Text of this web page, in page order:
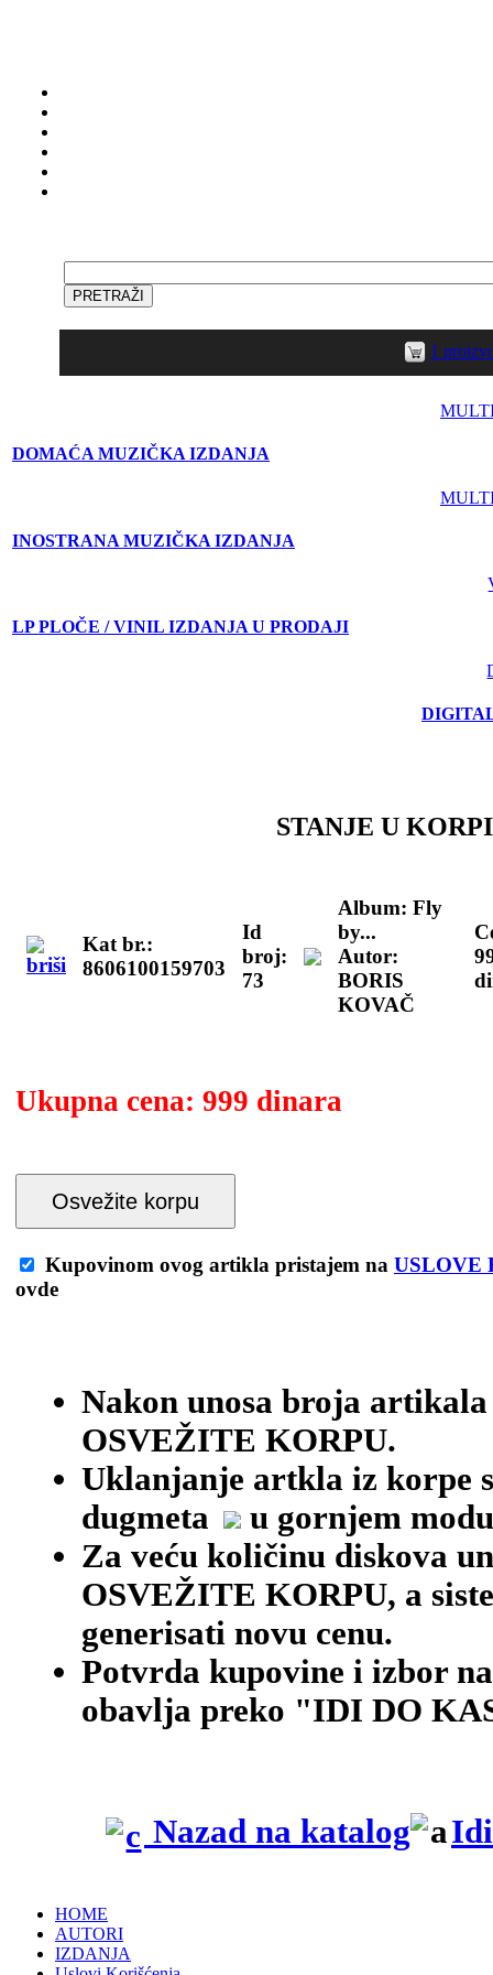
1
DOMAĆA MUZIČKA IZDANJA
INOSTRANA MUZIČKA IZDANJA
LP PLOČE / VINIL IZDANJA U PRODAJI
STANJE U KORPI
Kat br.:
8606100159703
Id
broj:
73
Album: Fly
by...
Autor:
BORIS
KOVAČ
Ukupna cena: 999 dinara
Osvežite korpu
Kupovinom ovog artikla pristajem na USLOVE
ovde
Nakon unosa broja
OSVEŽITE KORPU.
Uklanjanje artkla iz korpe
dugmeta
u gornjem
Za veću količinu diskova
OSVEŽITE KORPU, a
generisati novu cenu.
Potvrda kupovine i izbor
obavlja preko "IDI DO
Nazad na katalog
HOME
AUTORI
IZDANJA